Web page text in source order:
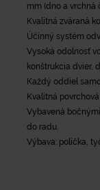
mm (dno a vrchná
Kvalitná zváraná
Účinný systém
Vysoká odolnosť
konštrukcia dvier,
Každý oddiel
Kvalitná
Vybavená
do radu.
Výbava: polička,